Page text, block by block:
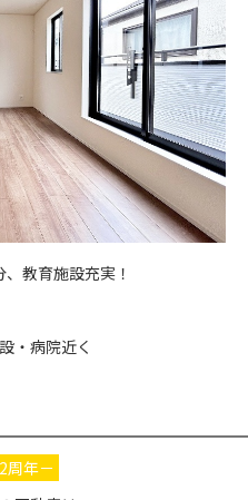
教育施設充実！
・病院近く
周年－